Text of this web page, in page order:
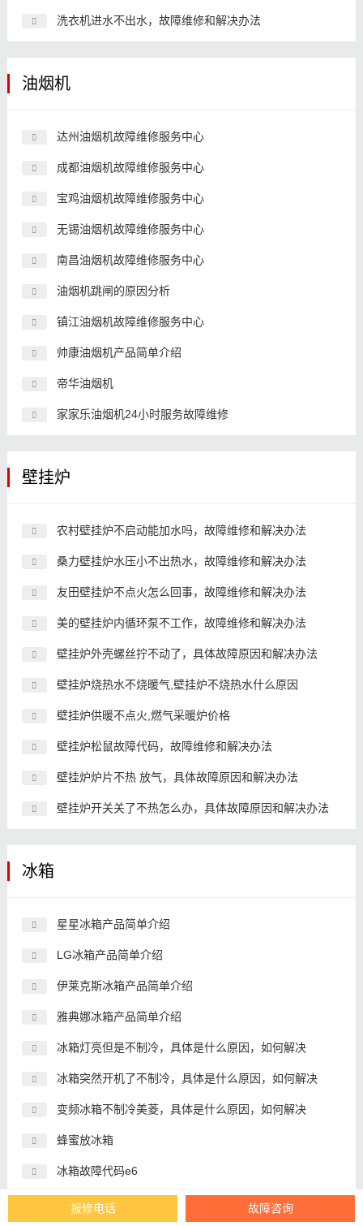
洗衣机进水不出水，故障维修和解决办法
油烟机
达州油烟机故障维修服务中心
成都油烟机故障维修服务中心
宝鸡油烟机故障维修服务中心
无锡油烟机故障维修服务中心
南昌油烟机故障维修服务中心
油烟机跳闸的原因分析
镇江油烟机故障维修服务中心
帅康油烟机产品简单介绍
帝华油烟机
家家乐油烟机24小时服务故障维修
壁挂炉
农村壁挂炉不启动能加水吗，故障维修和解决办法
桑力壁挂炉水压小不出热水，故障维修和解决办法
友田壁挂炉不点火怎么回事，故障维修和解决办法
美的壁挂炉内循环泵不工作，故障维修和解决办法
壁挂炉外壳螺丝拧不动了，具体故障原因和解决办法
壁挂炉烧热水不烧暖气,壁挂炉不烧热水什么原因
壁挂炉供暖不点火,燃气采暖炉价格
壁挂炉松鼠故障代码，故障维修和解决办法
壁挂炉炉片不热 放气，具体故障原因和解决办法
壁挂炉开关关了不热怎么办，具体故障原因和解决办法
冰箱
星星冰箱产品简单介绍
LG冰箱产品简单介绍
伊莱克斯冰箱产品简单介绍
雅典娜冰箱产品简单介绍
冰箱灯亮但是不制冷，具体是什么原因，如何解决
冰箱突然开机了不制冷，具体是什么原因，如何解决
变频冰箱不制冷美菱，具体是什么原因，如何解决
蜂蜜放冰箱
冰箱故障代码e6
冰箱怎么使用
报修电话 故障咨询